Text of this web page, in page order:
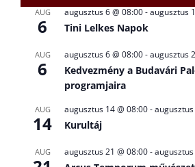
AUG
6
augusztus 6 @ 08:00-augusztus
Tini Lelkes Napok
AUG
6
augusztus 6 @ 08:00-augusztus
Kedvezmény a Budavári
programjaira
AUG
14
augusztus 14 @ 08:00-
Kurultáj
AUG augusztus 21 @ 08:00-